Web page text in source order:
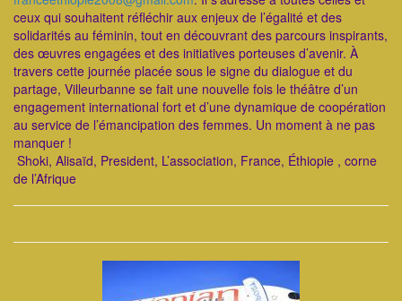
ceux qui souhaitent réfléchir aux enjeux de l’égalité et des
solidarités au féminin, tout en découvrant des parcours inspirants,
des œuvres engagées et des initiatives porteuses d’avenir. À
travers cette journée placée sous le signe du dialogue et du
partage, Villeurbanne se fait une nouvelle fois le théâtre d’un
engagement international fort et d’une dynamique de coopération
au service de l’émancipation des femmes. Un moment à ne pas
manquer !
Shoki, Alisaïd, President, L’association, France, Éthiopie , corne
de l’Afrique